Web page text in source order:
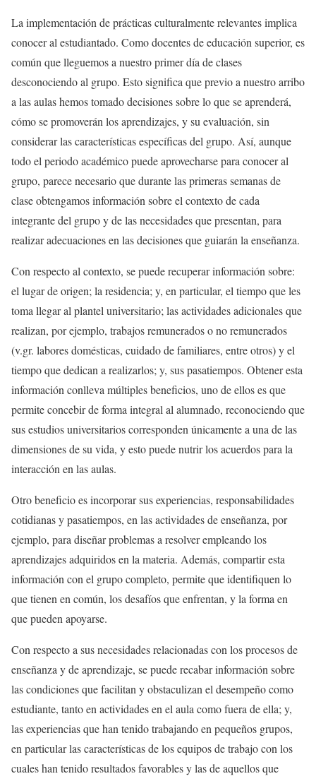
La implementación de prácticas culturalmente relevantes implica
conocer al estudiantado. Como docentes de educación superior, es
común que lleguemos a nuestro primer día de clases
desconociendo al grupo. Esto significa que previo a nuestro arribo
a las aulas hemos tomado decisiones sobre lo que se aprenderá,
cómo se promoverán los aprendizajes, y su evaluación, sin
considerar las características específicas del grupo. Así, aunque
todo el periodo académico puede aprovecharse para conocer al
grupo, parece necesario que durante las primeras semanas de
clase obtengamos información sobre el contexto de cada
integrante del grupo y de las necesidades que presentan, para
realizar adecuaciones en las decisiones que guiarán la enseñanza.
Con respecto al contexto, se puede recuperar información sobre:
el lugar de origen; la residencia; y, en particular, el tiempo que les
toma llegar al plantel universitario; las actividades adicionales que
realizan, por ejemplo, trabajos remunerados o no remunerados
(v.gr. labores domésticas, cuidado de familiares, entre otros) y el
tiempo que dedican a realizarlos; y, sus pasatiempos. Obtener esta
información conlleva múltiples beneficios, uno de ellos es que
permite concebir de forma integral al alumnado, reconociendo que
sus estudios universitarios corresponden únicamente a una de las
dimensiones de su vida, y esto puede nutrir los acuerdos para la
interacción en las aulas.
Otro beneficio es incorporar sus experiencias, responsabilidades
cotidianas y pasatiempos, en las actividades de enseñanza, por
ejemplo, para diseñar problemas a resolver empleando los
aprendizajes adquiridos en la materia. Además, compartir esta
información con el grupo completo, permite que identifiquen lo
que tienen en común, los desafíos que enfrentan, y la forma en
que pueden apoyarse.
Con respecto a sus necesidades relacionadas con los procesos de
enseñanza y de aprendizaje, se puede recabar información sobre
las condiciones que facilitan y obstaculizan el desempeño como
estudiante, tanto en actividades en el aula como fuera de ella; y,
las experiencias que han tenido trabajando en pequeños grupos,
en particular las características de los equipos de trabajo con los
cuales han tenido resultados favorables y las de aquellos que